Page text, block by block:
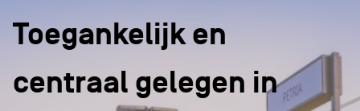
De Metropool
Entreprendre
Projets
Toegankelijk en
centraal gelegen in